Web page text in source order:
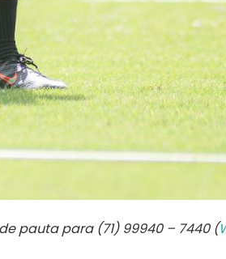
pauta para (71) 99940 – 7440 (